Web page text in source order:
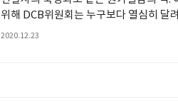
위해 DCB위원회는 누구보다 열심히 달
2020.12.23